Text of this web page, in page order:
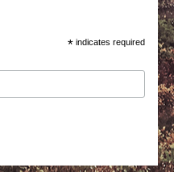
* indicates required